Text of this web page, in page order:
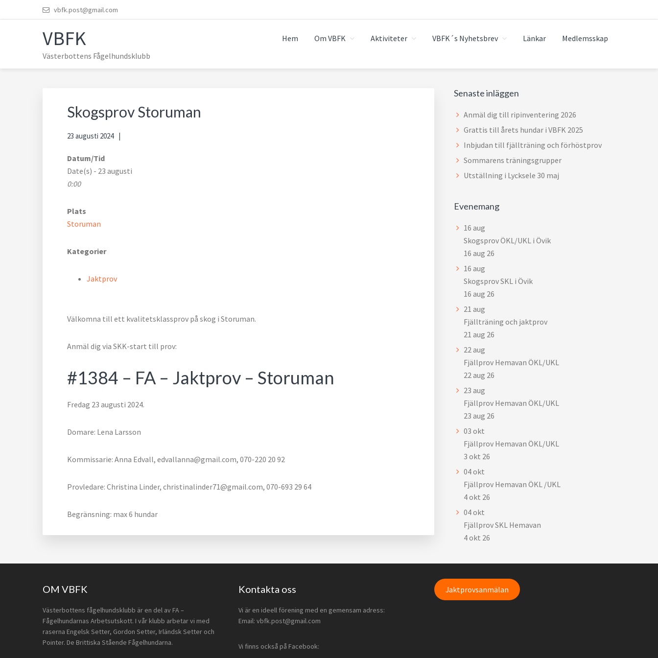
till
huvudnavigering
till
huvudinnehåll
till
till
vbfk.post@gmail.com
VBFK
Västerbottens Fågelhundsklubb
Hem Om VBFK Aktiviteter VBFK´s Nyhetsbrev Länkar Medlemsskap
Skogsprov Storuman
23 augusti 2024
Datum/Tid
Date(s) - 23 augusti
0:00
Plats
Storuman
Kategorier
Jaktprov
Välkomna till ett kvalitetsklassprov på skog i Storuman.
Anmäl dig via SKK-start till prov:
#1384 – FA – Jaktprov – Storuman
Fredag 23 augusti 2024.
Domare: Lena Larsson
Kommissarie: Anna Edvall, edvallanna@gmail.com, 070-220 20 92
Provledare: Christina Linder, christinalinder71@gmail.com, 070-693 29 64
Begränsning: max 6 hundar
Primärt
sidofält
Senaste inläggen
Anmäl dig till ripinventering 2026
Grattis till årets hundar i VBFK 2025
Inbjudan till fjällträning och förhöstprov
Sommarens träningsgrupper
Utställning i Lycksele 30 maj
Evenemang
16 aug
Skogsprov ÖKL/UKL i Övik
16 aug 26
16 aug
Skogsprov SKL i Övik
16 aug 26
21 aug
Fjällträning och jaktprov
21 aug 26
22aug
Fjällprov Hemavan ÖKL/UKL
22 aug 26
23 aug
Fjällprov Hemavan ÖKL/UKL
23 aug 26
03 okt
Fjällprov Hemavan ÖKL/UKL
3 okt 26
04okt
Fjällprov Hemavan ÖKL /UKL
4 okt 26
04okt
Fjällprov SKL Hemavan
4 okt 26
FooterOM VBFK
Västerbottens fågelhundsklubb är en del av FA –
Fågelhundarnas Arbetsutskott. I vår klubb arbetar vi med
raserna Engelsk Setter, Gordon Setter, Irländsk Setter och
Pointer. De Brittiska Stående Fågelhundarna.
Kontakta oss
Vi är en ideell förening med en gemensam adress:
Email: vbfk.post@gmail.com
Vi finns också på Facebook:
Jaktprovsanmälan